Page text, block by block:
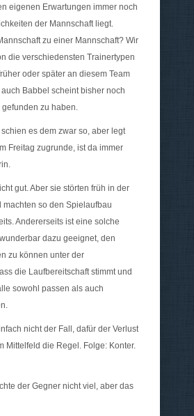
eigenen Erwartungen immer noch
der Mannschaft liegt.
zu einer Mannschaft? Wir
die verschiedensten Trainertypen
oder später an diesem Team
Babbel scheint bisher noch
zu haben.
es dem zwar so, aber legt
Freitag zugrunde, ist da immer
gut. Aber sie störten früh in der
machten so den Spielaufbau
Andererseits ist eine solche
dazu geeignet, den
zu können unter der
die Laufbereitschaft stimmt und
sowohl passen als auch
nicht der Fall, dafür der Verlust
Mittelfeld die Regel. Folge: Konter.
der Gegner nicht viel, aber das